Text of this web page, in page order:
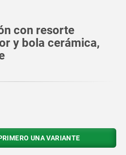
con resorte
y bola cerámica,
UNA VARIANTE